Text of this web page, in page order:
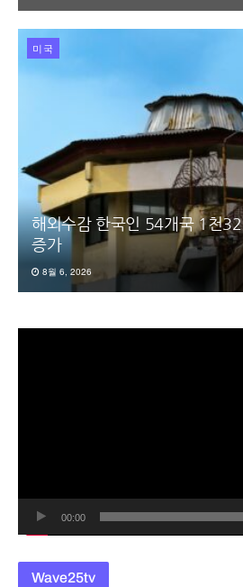
미국
해외수감 한국인 54개국 1천
증가
8월 6, 2026
00:00
Wave25tv